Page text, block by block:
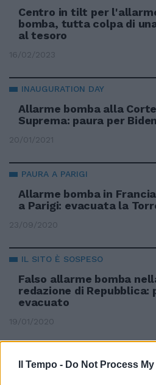
Il Tempo - Do Not Process
Centro in tilt per
bomba, tutta colpa di
al tesoro
16/02/2023
INAUGURATION DAY
Allarme bomba alla Corte
Suprema: paura per Biden
20/01/2021
PAURA A PARIGI
Allarme bomba in
a Parigi: evacuata la
23/09/2020
IL SITO È SOSPESO
Falso allarme bomba
redazione di Repubblica:
evacuato
19/01/2020